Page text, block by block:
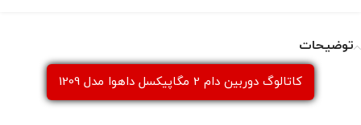
توضیحات
كاتالوگ دوربین دام 2 مگاپیکسل داهوا مدل 1209